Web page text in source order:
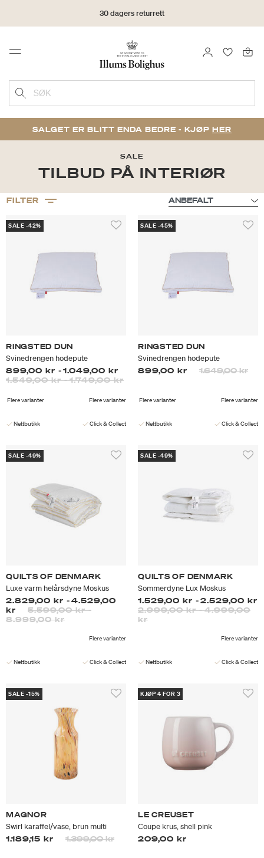
30 dagers returrett
Menu LOGG INN
SØK
SALGET ER BLITT ENDA BEDRE - KJØP HER
SALE
TILBUD PÅ INTERIØR
FILTER
SALE -42%
RINGSTED DUN
Svinedrengen hodepute
899,00 kr -1.049,00 kr
1.549,00 kr-1.749,00 kr
Flere varianter Flere varianter
Nettbutikk Click & Collect
SALE -45%
RINGSTED DUN
Svinedrengen hodepute
899,00 kr
Prisen er
1.649,00 krtil
Flere varianter Flere varianter
Nettbutikk Click & Collect
SALE -49%
QUILTS OF DENMARK
Luxe varm helårsdyne Moskus
2.829,00 kr -4.529,00
kr
5.599,00 kr-
8.999,00 kr
Flere varianter
Nettbutikk Click & Collect
SALE -49%
QUILTS OF DENMARK
Sommerdyne Lux Moskus
1.529,00 kr -2.529,00 kr
2.999,00 kr-4.999,00
kr
Flere varianter
Nettbutikk Click & Collect
SALE -15%
MAGNOR
Swirl karaffel/vase, brun multi
1.189,15 kr
Prisen er nedsatt fra
1.399,00 krtil
KJØP 4 FOR 3
LE CREUSET
Coupe krus, shell pink
209,00 kr